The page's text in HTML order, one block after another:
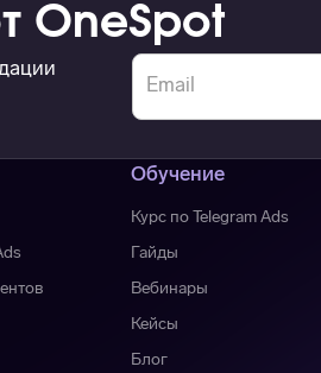
OneSpot
Обучение
Курс по Telegram Ads
Гайды
Вебинары
Кейсы
Блог